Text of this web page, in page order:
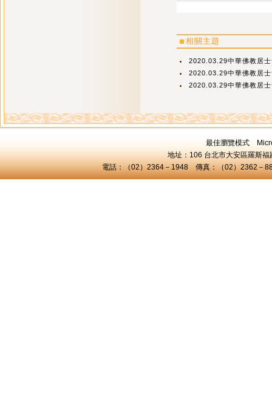
相關主題
2020.03.29中華佛教居
2020.03.29中華佛教居
2020.03.29中華佛教居
最佳瀏覽模式
地址：106 台北市大安區羅斯
電話：（02）2364－1948 傳真：（02）2362－